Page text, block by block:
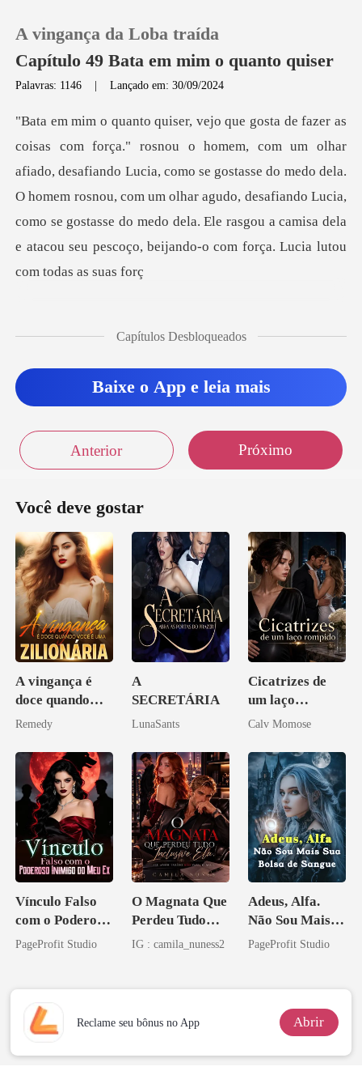
0
Loja
A vingança da Loba traída
Capítulo 49 Bata em mim o quanto quiser
Palavras: 1146 |Lançado em: 30/09/2024
afiando Lucia, como se gostasse do medo dela.
O homem rosnou, com um olhar agudo, desafiando Lucia,
como se gostasse
Capítulos Desbloqueados
Baixe o App e leia mais
Anterior Próximo
Você deve gostar
A vingança é
doce quando
você é uma
Remedy
A
SECRETÁRIA
LunaSants
Cicatrizes de
um laço
rompido
Calv Momose
Vínculo Falso
com o Poderoso
Inimigo do Meu
PageProfit Studio
O Magnata Que
Perdeu Tudo
Inclusive Ela
IG : camila_nuness2
Adeus, Alfa.
Não Sou Mais
Sua Bolsa de
PageProfit Studio
Reclame seu bônus no App Abrir